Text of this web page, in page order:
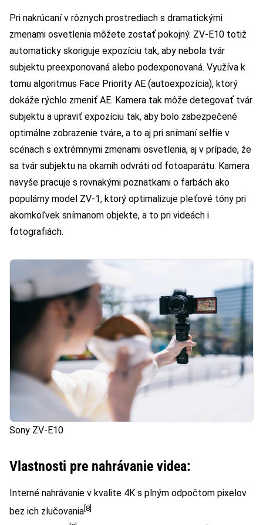
Pri nakrúcaní v rôznych prostrediach s dramatickými
zmenami osvetlenia môžete zostať pokojný. ZV-E10 totiž
automaticky skoriguje expozíciu tak, aby nebola tvár
subjektu preexponovaná alebo podexponovaná. Využíva k
tomu algoritmus Face Priority AE (autoexpozícia), ktorý
dokáže rýchlo zmeniť AE. Kamera tak môže detegovať tvár
subjektu a upraviť expozíciu tak, aby bolo zabezpečené
optimálne zobrazenie tváre, a to aj pri snímaní selfie v
scénach s extrémnymi zmenami osvetlenia, aj v prípade, že
sa tvár subjektu na okamih odvráti od fotoaparátu. Kamera
navyše pracuje s rovnakými poznatkami o farbách ako
populárny model ZV-1, ktorý optimalizuje pleťové tóny pri
akomkoľvek snímanom objekte, a to pri videách i
fotografiách.
Sony ZV-E10
Vlastnosti pre nahrávanie videa:
Interné nahrávanie v kvalite 4K s plným odpočtom pixelov
bez ich zlučovania[8]